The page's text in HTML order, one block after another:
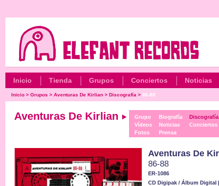
Inicio Tienda Grupos Conciertos Noticias
Inicio >Grupos >Aventuras De Kirlian >Discografía >86-88
Aventuras De Kirlian
Grupo
Vídeos
Fotos
Biografía
Noticias
Prensa
Discografía
Conciertos
Aventuras De
86-88
ER-1086
CD Digipak / Álbum Digital